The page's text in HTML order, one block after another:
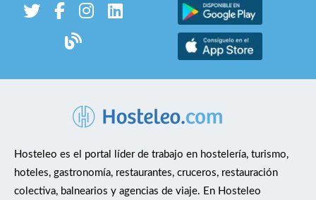
Hosteleo es el portal líder de trabajo en hostelería, turismo,
hoteles, gastronomía, restaurantes, cruceros, restauración
colectiva, balnearios y agencias de viaje. En Hosteleo